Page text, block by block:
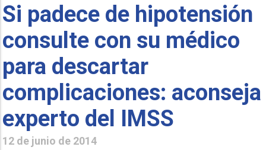
Si padece de hipotensión
consulte con su médico
para descartar
complicaciones: aconseja
experto del IMSS
12 de junio de 2014